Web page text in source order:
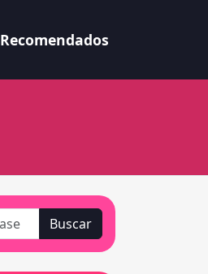
Recomendados
Buscar